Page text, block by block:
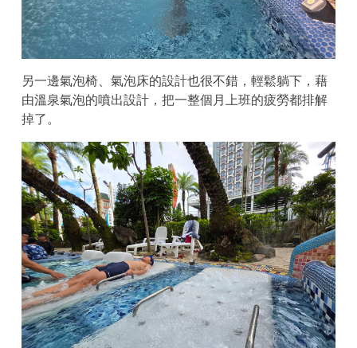
另一邊氣泡椅、氣泡床的設計也很不錯，輕鬆躺下，藉
由溫泉氣泡的噴出設計，把一整個月上班的疲勞都排解
掉了。